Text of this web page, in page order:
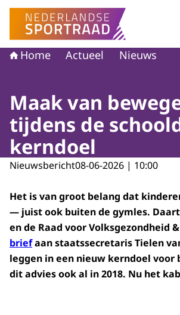
Naar de homepage van Nederlandse
Home Actueel Nieuws
Maak van
tijdens de
kerndoel
Nieuwsbericht08-06-2026 | 10:00
Het is van groot belang dat
— juist ook buiten de gymles.
en de Raad voor Volksgezondheid
briefaan staatssecretaris Tielen
leggen in een nieuw kerndoel
dit advies ook al in 2018. Nu het